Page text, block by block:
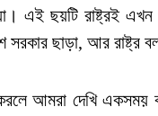
এই ছয়টি রাষ্ট্রই
সরকার ছাড়া, আর রাষ্ট্র
আমরা দেখি